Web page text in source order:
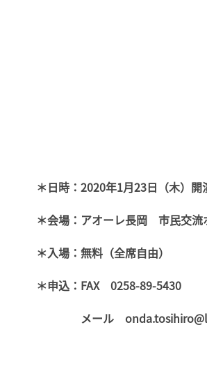
＊日時：2020年1月23日（木）
＊会場：アオーレ長岡 市民交流
＊入場：無料（全席自由）
＊申込：FAX 0258-89-5430
メール